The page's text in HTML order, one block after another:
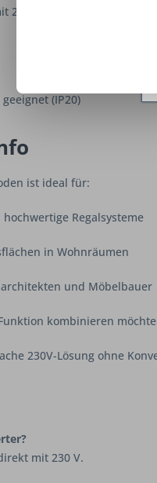
2000 mm Zuleitung
(IP20)
ist ideal für:
Regalsysteme
in Wohnräumen
und Möbelbauer
kombinieren
230V-Lösung ohne
mit 230 V.